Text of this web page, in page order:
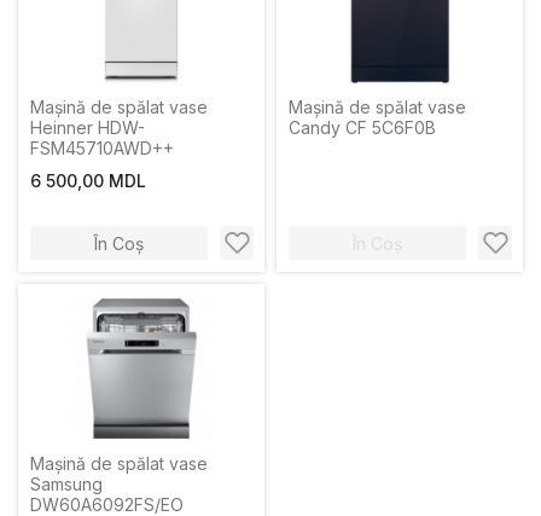
Mașină de spălat vase
Heinner HDW-
FSM45710AWD++
6 500,00 MDL
În Coș
Mașină de spălat vase
Candy CF 5C6F0B
În Coș
Mașină de spălat vase
Samsung
DW60A6092FS/EO